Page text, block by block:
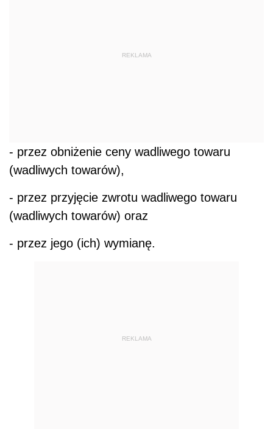
REKLAMA
- przez obniżenie ceny wadliwego towaru
(wadliwych towarów),
- przez przyjęcie zwrotu wadliwego towaru
(wadliwych towarów) oraz
- przez jego (ich) wymianę.
REKLAMA